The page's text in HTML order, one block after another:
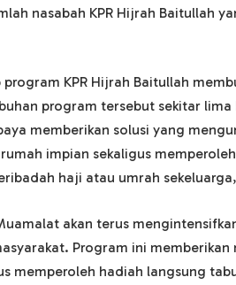
nasabah KPR Hijrah Baitullah
KPR Hijrah Baitullah
program tersebut sekitar lima
memberikan solusi yang
impian sekaligus
haji atau umrah
akan terus
Program ini
memperoleh hadiah langsung